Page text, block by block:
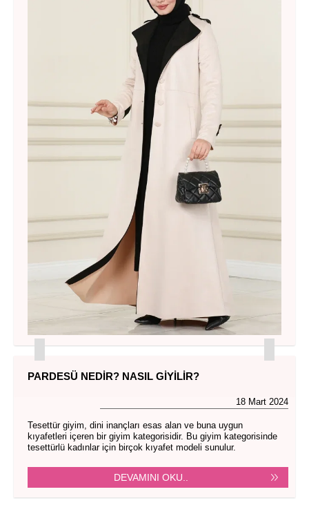
PARDESÜ NEDIR? NASIL GIYILIR?
18 Mart 2024
Tesettür giyim, dini inançları esas alan ve buna uygun
kıyafetleri içeren bir giyim kategorisidir. Bu giyim kategorisinde
tesettürlü kadınlar için birçok kıyafet modeli sunulur.
DEVAMINI OKU..